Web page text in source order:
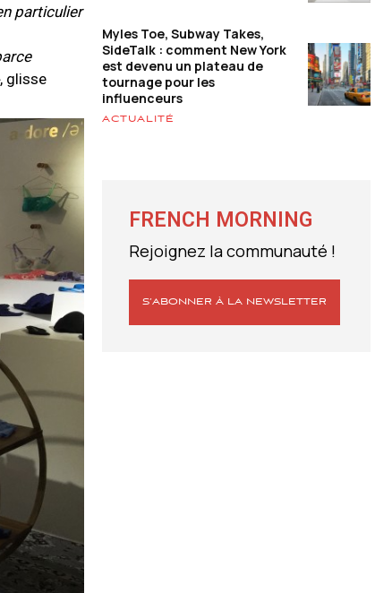
particulier
, glisse
Myles Toe, Subway Takes,
SideTalk : comment New York
est devenu un plateau de
tournage pour les
influenceurs
ACTUALITÉ
FRENCH MORNING
Rejoignez la communauté !
S’ABONNER À LA NEWSLETTER